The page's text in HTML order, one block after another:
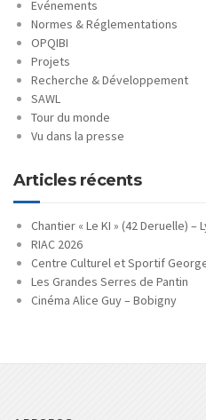
Evénements
Normes & Réglementations
OPQIBI
Projets
Recherche & Développement
SAWL
Tour du monde
Vu dans la presse
Articles récents
Chantier « Le KI » (42 Deruelle) –
RIAC 2026
Centre Culturel et Sportif
Les Grandes Serres de Pantin
Cinéma Alice Guy – Bobigny